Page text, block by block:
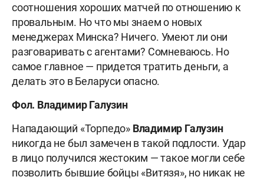
соотношения хороших матчей по отношению к
провальным. Но что мы знаем о новых
менеджерах Минска? Ничего. Умеют ли они
разговаривать с агентами? Сомневаюсь. Но
самое главное — придется тратить деньги, а
делать это в Беларуси опасно.
Фол. Владимир Галузин
Нападающий «Торпедо» Владимир Галузин
никогда не был замечен в такой подлости. Удар
в лицо получился жестоким — такое могли себе
позволить бывшие бойцы «Витязя», но никак не